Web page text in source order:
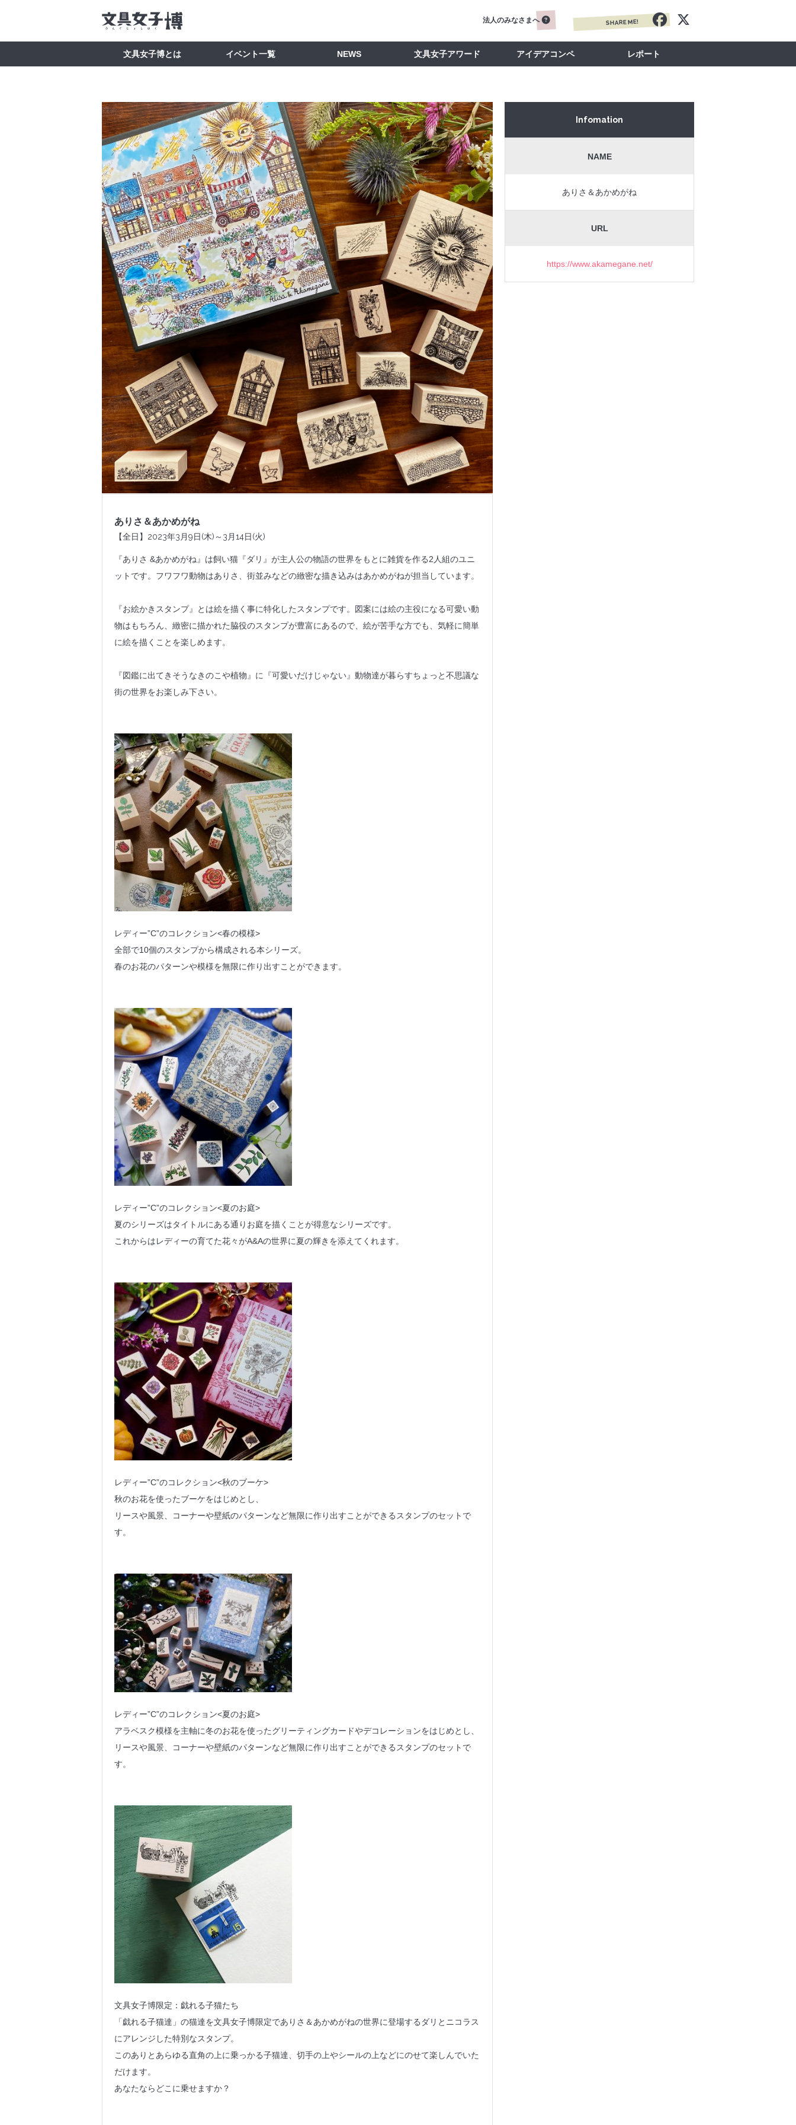
文具女子博とは イベント一覧 NEWS 文具女子アワード アイデアコンペ レポート
法人のみなさまへ SHARE ME!
ありさ＆あかめがね
【全日】2023年3月9日(木)～3月14日(火)
『ありさ &あかめがね』は飼い猫『ダリ』が主人公の物語の世界をもとに雑貨を作る2人組のユニ
ットです。フワフワ動物はありさ、街並みなどの緻密な描き込みはあかめがねが担当しています。
『お絵かきスタンプ』とは絵を描く事に特化したスタンプです。図案には絵の主役になる可愛い動
物はもちろん、緻密に描かれた脇役のスタンプが豊富にあるので、絵が苦手な方でも、気軽に簡単
に絵を描くことを楽しめます。
『図鑑に出てきそうなきのこや植物』に『可愛いだけじゃない』動物達が暮らすちょっと不思議な
街の世界をお楽しみ下さい。
レディー”C”のコレクション<春の模様>
全部で10個のスタンプから構成される本シリーズ。
春のお花のパターンや模様を無限に作り出すことができます。
レディー”C”のコレクション<夏のお庭>
夏のシリーズはタイトルにある通りお庭を描くことが得意なシリーズです。
これからはレディーの育てた花々がA&Aの世界に夏の輝きを添えてくれます。
レディー”C”のコレクション<秋のブーケ>
秋のお花を使ったブーケをはじめとし、
リースや風景、コーナーや壁紙のパターンなど無限に作り出すことができるスタンプのセットで
す。
レディー”C”のコレクション<夏のお庭>
アラベスク模様を主軸に冬のお花を使ったグリーティングカードやデコレーションをはじめとし、
リースや風景、コーナーや壁紙のパターンなど無限に作り出すことができるスタンプのセットで
す。
文具女子博限定：戯れる子猫たち
「戯れる子猫達」の猫達を文具女子博限定でありさ＆あかめがねの世界に登場するダリとニコラス
にアレンジした特別なスタンプ。
このありとあらゆる直角の上に乗っかる子猫達、切手の上やシールの上などにのせて楽しんでいた
だけます。
あなたならどこに乗せますか？
Infomation
NAME
ありさ＆あかめがね
URL
https://www.akamegane.net/